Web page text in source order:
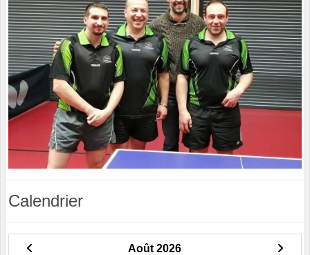
Calendrier
Août 2026